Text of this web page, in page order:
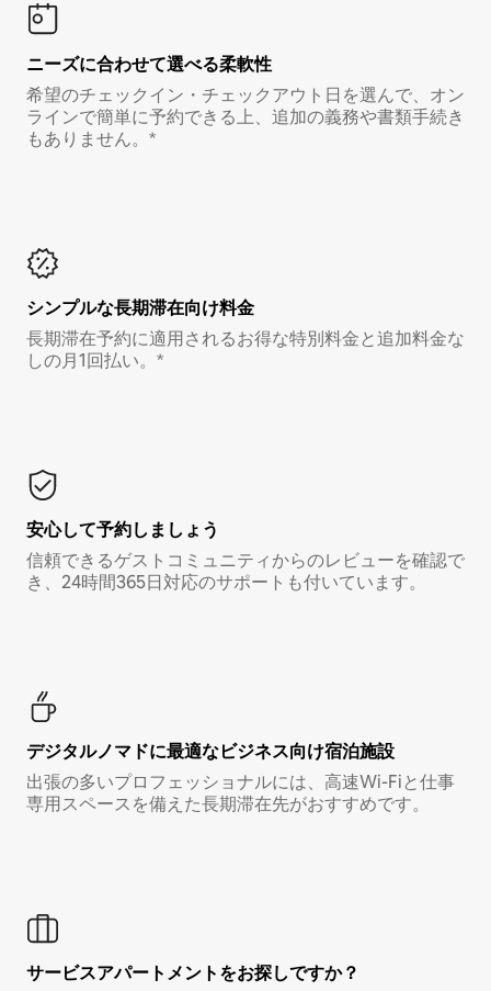
ニーズに合わせて選べる柔軟性
希望のチェックイン・チェックアウト日を選んで、オン
ラインで簡単に予約できる上、追加の義務や書類手続き
もありません。*
シンプルな長期滞在向け料金
長期滞在予約に適用されるお得な特別料金と追加料金な
しの月1回払い。*
安心して予約しましょう
信頼できるゲストコミュニティからのレビューを確認で
き、24時間365日対応のサポートも付いています。
デジタルノマド⁠に最⁠適⁠なビ⁠ジ⁠ネ⁠ス⁠向⁠け宿⁠泊⁠施⁠設
出張の多いプロフェッショナルには、高速Wi-Fiと仕事
専用スペースを備えた長期滞在先がおすすめです。
サービスアパートメントをお探しですか？